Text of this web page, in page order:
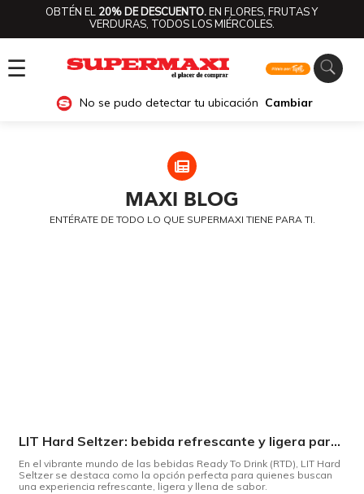
OBTÉN EL 20% DE DESCUENTO.EN FLORES, FRUTAS Y
VERDURAS, TODOS LOS MIÉRCOLES.
☰
No se pudo detectar tu ubicación Cambiar
MAXI BLOG
ENTÉRATE DE TODO LO QUE SUPERMAXI TIENE PARA TI.
LIT Hard Seltzer: bebida refrescante y ligera para disfrutar de este verano
En el vibrante mundo de las bebidas Ready To Drink (RTD), LIT Hard
Seltzer se destaca como la opción perfecta para quienes buscan
una experiencia refrescante, ligera y llena de sabor.